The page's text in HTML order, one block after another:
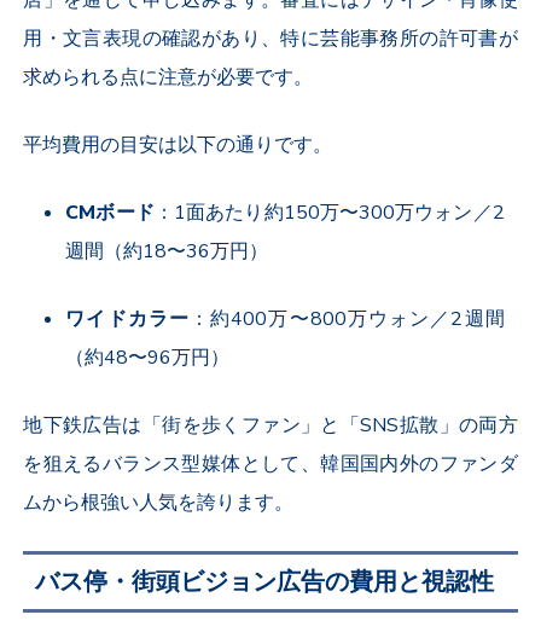
用・文言表現の確認があり、特に芸能事務所の許可書が
求められる点に注意が必要です。
平均費用の目安は以下の通りです。
CMボード ： 1面あたり約150万〜300万ウォン／2
週間（約18〜36万円）
ワイドカラー ：約400万〜800万ウォン／2週間
（約48〜96万円）
地下鉄広告は「街を歩くファン」と「SNS拡散」の両方
を狙えるバランス型媒体として、韓国国内外のファンダ
ムから根強い人気を誇ります。
バス停・街頭ビジョン広告の費用と視認性